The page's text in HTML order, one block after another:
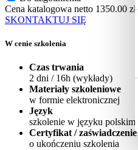
Cena katalogowa netto 1350.00 zł
SKONTAKTUJ SIĘ
W cenie szkolenia
Czas trwania
2 dni / 16h (wykłady)
Materiały szkoleniowe
w formie elektronicznej
Język
szkolenie w języku polskim
Certyfikat / zaświadczenie
o ukończeniu szkolenia